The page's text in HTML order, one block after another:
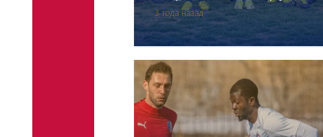
3 года назад
успехе и любви к
футболу.